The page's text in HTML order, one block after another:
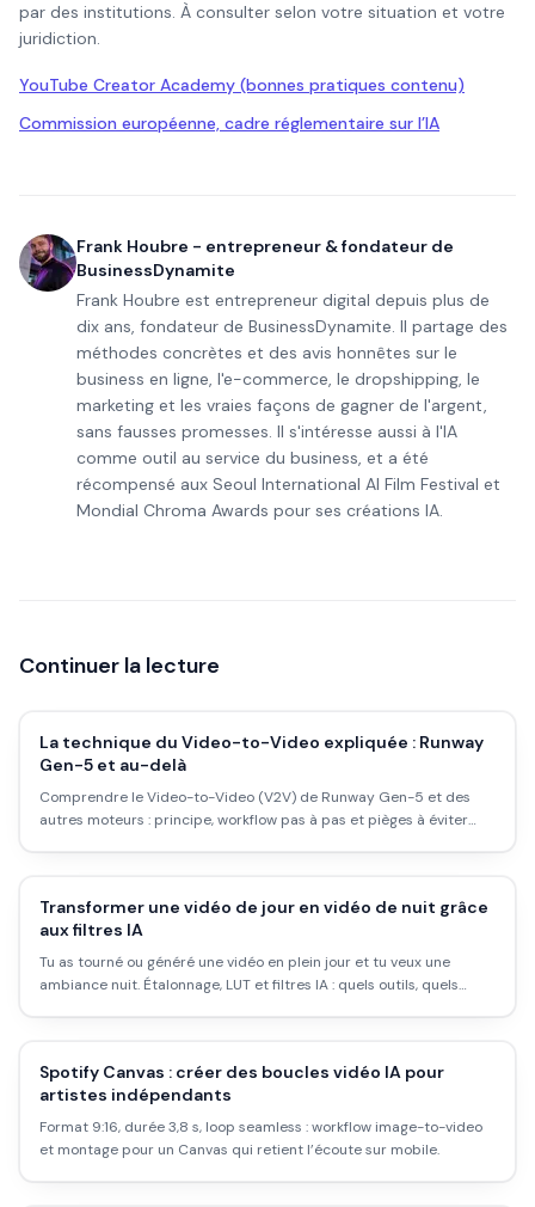
par des institutions. À consulter selon votre situation et votre
juridiction.
YouTube Creator Academy (bonnes pratiques contenu)
Commission européenne, cadre réglementaire sur l’IA
Frank Houbre - entrepreneur & fondateur de
BusinessDynamite
Frank Houbre est entrepreneur digital depuis plus de
dix ans, fondateur de BusinessDynamite. Il partage des
méthodes concrètes et des avis honnêtes sur le
business en ligne, l'e-commerce, le dropshipping, le
marketing et les vraies façons de gagner de l'argent,
sans fausses promesses. Il s'intéresse aussi à l'IA
comme outil au service du business, et a été
récompensé aux Seoul International AI Film Festival et
Mondial Chroma Awards pour ses créations IA.
Continuer la lecture
La technique du Video-to-Video expliquée : Runway
Gen-5 et au-delà
Comprendre le Video-to-Video (V2V) de Runway Gen-5 et des
autres moteurs : principe, workflow pas à pas et pièges à éviter
Transformer une vidéo de jour en vidéo de nuit grâce
aux filtres IA
Tu as tourné ou généré une vidéo en plein jour et tu veux une
ambiance nuit. Étalonnage, LUT et filtres IA : quels outils, quels
Spotify Canvas : créer des boucles vidéo IA pour
artistes indépendants
Format 9:16, durée 3,8 s, loop seamless : workflow image-to-video
et montage pour un Canvas qui retient l’écoute sur mobile.